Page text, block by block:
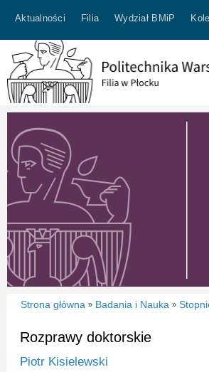
Aktualności Filia Wydział BMiP
Strona główna » Badania i Nauka »
Rozprawy doktorskie
Piotr Kisielewski